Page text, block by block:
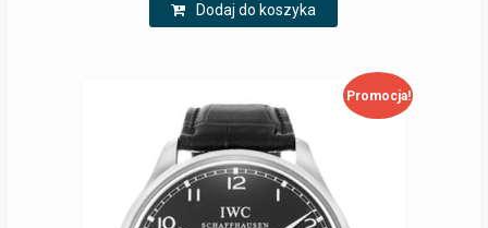
Dodaj do koszyka
Promocja!